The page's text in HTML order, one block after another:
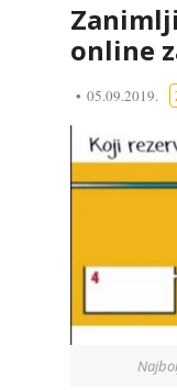
online
05.09.2019.